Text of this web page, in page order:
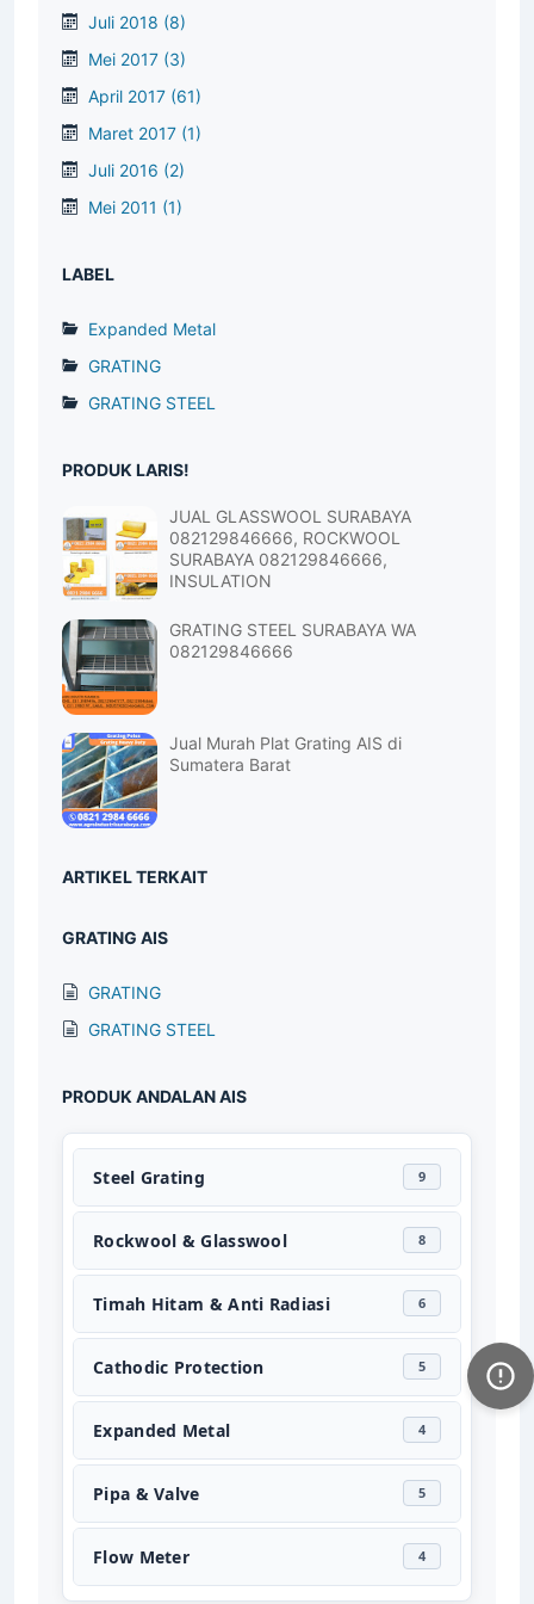
Juli 2018 (8)
Mei 2017 (3)
April 2017 (61)
Maret 2017 (1)
Juli 2016 (2)
Mei 2011 (1)
LABEL
Expanded Metal
GRATING
GRATING STEEL
PRODUK LARIS!
JUAL GLASSWOOL SURABAYA
082129846666, ROCKWOOL
SURABAYA 082129846666,
INSULATION
GRATING STEEL SURABAYA WA
082129846666
Jual Murah Plat Grating AIS di
Sumatera Barat
ARTIKEL TERKAIT
GRATING AIS
GRATING
GRATING STEEL
PRODUK ANDALAN AIS
Steel Grating 9
Rockwool & Glasswool 8
Timah Hitam & Anti Radiasi 6
Cathodic Protection 5
Expanded Metal 4
Pipa & Valve 5
Flow Meter 4